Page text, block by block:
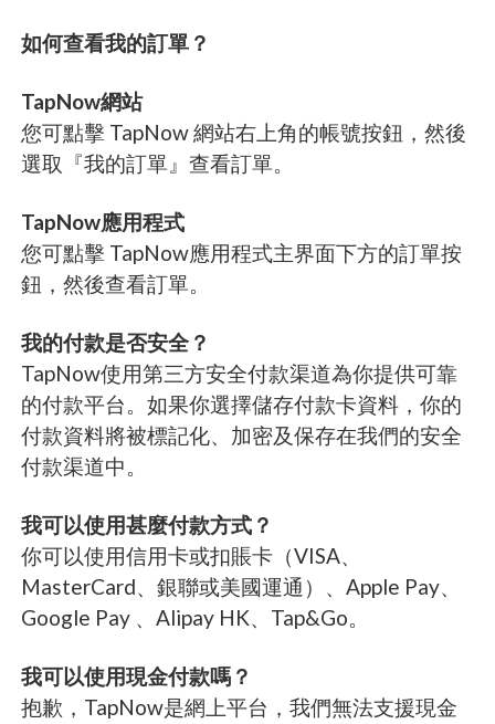
如何查看我的訂單？
TapNow網站
您可點擊 TapNow 網站右上角的帳號按鈕，然後
選取『我的訂單』查看訂單。
TapNow應用程式
您可點擊 TapNow應用程式主界面下方的訂單按
鈕，然後查看訂單。
我的付款是否安全？
TapNow使用第三方安全付款渠道為你提供可靠
的付款平台。如果你選擇儲存付款卡資料，你的
付款資料將被標記化、加密及保存在我們的安全
付款渠道中。
我可以使用甚麼付款方式？
你可以使用信用卡或扣賬卡（VISA、
MasterCard、銀聯或美國運通）、Apple Pay、
Google Pay 、Alipay HK、Tap&Go。
我可以使用現金付款嗎？
抱歉，TapNow是網上平台，我們無法支援現金